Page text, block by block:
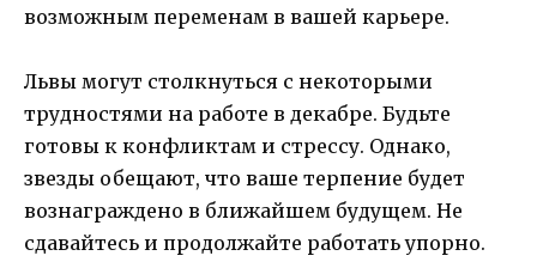
возможным переменам в вашей карьере.
Львы могут столкнуться с некоторыми
трудностями на работе в декабре. Будьте
готовы к конфликтам и стрессу. Однако,
звезды обещают, что ваше терпение будет
вознаграждено в ближайшем будущем. Не
сдавайтесь и продолжайте работать упорно.